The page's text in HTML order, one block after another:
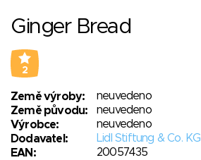
Ginger Bread
2
Země výroby:
neuvedeno
Země původu:
neuvedeno
Výrobce:
neuvedeno
Dodavatel:
Lidl Stiftung & Co. KG
EAN:
20057435